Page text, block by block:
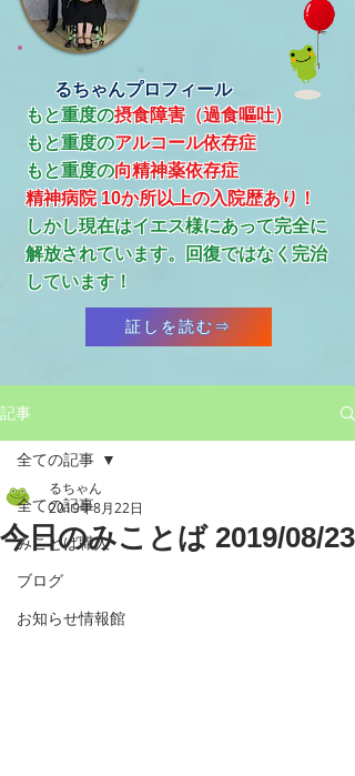
るちゃんプロフィール
もと重度の摂食障害（過食嘔吐）
もと重度のアルコール依存症
​もと重度の向精神薬依存症
精神病院 10か所以上の入院歴あり！
​しかし現在はイエス様にあって完全に
解放されています。回復ではなく完治
しています！
証しを読む⇒
記事
全ての記事
みことば職人
ブログ
お知らせ情報館
全ての記事
今日のみことば 2019/08/23
るちゃん
2019年8月22日